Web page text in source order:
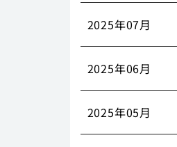
2025年07月
2025年06月
2025年05月